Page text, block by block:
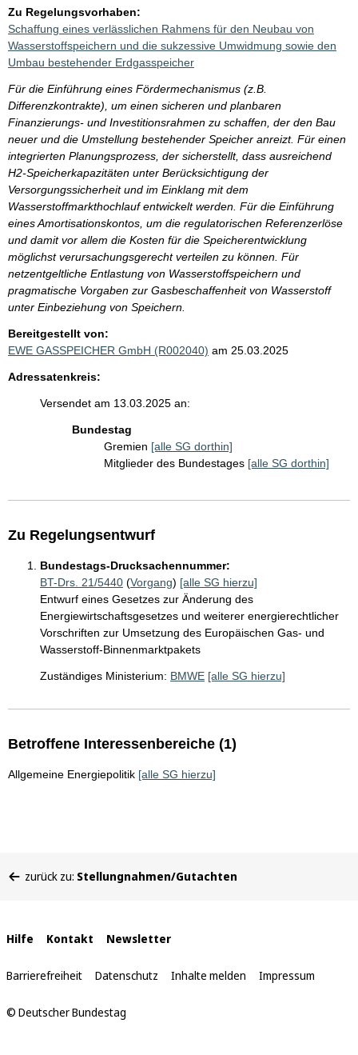
Zu Regelungsvorhaben:
Schaffung eines verlässlichen Rahmens für den Neubau von
Wasserstoffspeichern und die sukzessive Umwidmung sowie den
Umbau bestehender Erdgasspeicher
Für die Einführung eines Fördermechanismus (z.B.
Differenzkontrakte), um einen sicheren und planbaren
Finanzierungs- und Investitionsrahmen zu schaffen, der den Bau
neuer und die Umstellung bestehender Speicher anreizt. Für einen
integrierten Planungsprozess, der sicherstellt, dass ausreichend
H2-Speicherkapazitäten unter Berücksichtigung der
Versorgungssicherheit und im Einklang mit dem
Wasserstoffmarkthochlauf entwickelt werden. Für die Einführung
eines Amortisationskontos, um die regulatorischen Referenzerlöse
und damit vor allem die Kosten für die Speicherentwicklung
möglichst verursachungsgerecht verteilen zu können. Für
netzentgeltliche Entlastung von Wasserstoffspeichern und
pragmatische Vorgaben zur Gasbeschaffenheit von Wasserstoff
unter Einbeziehung von Speichern.
Bereitgestellt von:
EWE GASSPEICHER GmbH (R002040) am 25.03.2025
Adressatenkreis:
Versendet am 13.03.2025 an:
Bundestag
Gremien [alle SG dorthin]
Mitglieder des Bundestages [alle SG dorthin]
Zu Regelungsentwurf
Bundestags-Drucksachennummer:
BT-Drs. 21/5440 (Vorgang) [alle SG hierzu]
Entwurf eines Gesetzes zur Änderung des
Energiewirtschaftsgesetzes und weiterer energierechtlicher
Vorschriften zur Umsetzung des Europäischen Gas- und
Wasserstoff-Binnenmarktpakets
Zuständiges Ministerium: BMWE [alle SG hierzu]
Betroffene Interessenbereiche (1)
Allgemeine Energiepolitik [alle SG hierzu]
befinden
zurück zu: Stellungnahmen/Gutachten
Interne
Links
Hilfe Kontakt Newsletter
Barrierefreiheit Datenschutz Inhalte melden Impressum
© Deutscher Bundestag